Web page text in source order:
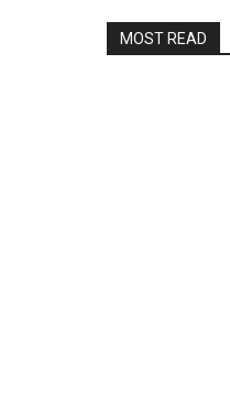
MOST READ